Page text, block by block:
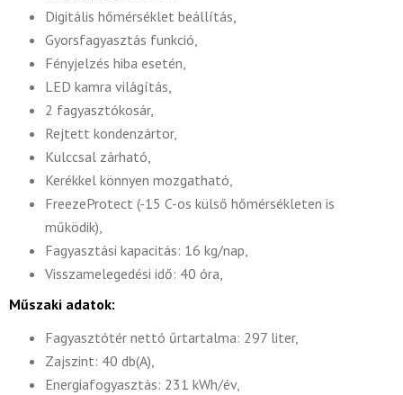
Digitális hőmérséklet beállítás,
Gyorsfagyasztás funkció,
Fényjelzés hiba esetén,
LED kamra világítás,
2 fagyasztókosár,
Rejtett kondenzártor,
Kulccsal zárható,
Kerékkel könnyen mozgatható,
FreezeProtect (-15 C-os külső hőmérsékleten is
működik),
Fagyasztási kapacitás: 16 kg/nap,
Visszamelegedési idő: 40 óra,
Műszaki adatok:
Fagyasztótér nettó űrtartalma: 297 liter,
Zajszint: 40 db(A),
Energiafogyasztás: 231 kWh/év,